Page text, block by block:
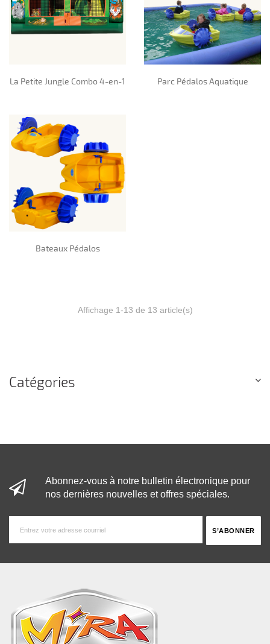
La Petite Jungle Combo 4-en-1 Parc Pédalos Aquatique
Bateaux Pédalos
Affichage 1-13 de 13 article(s)
Catégories
Abonnez-vous à notre bulletin électronique pour
nos dernières nouvelles et offres spéciales.